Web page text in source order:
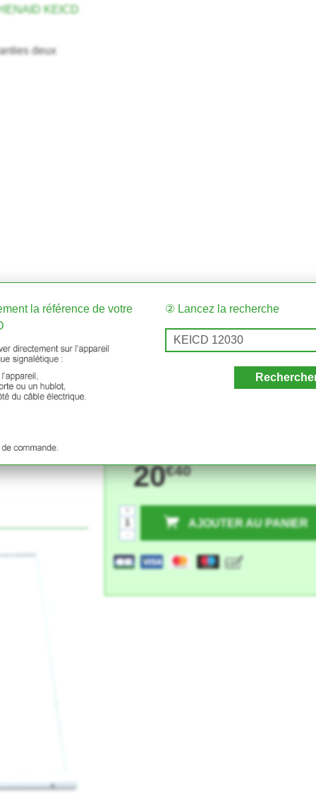
KEICD
deux
20€40
AJOUTER AU PANIER
+
la référence de votre
② Lancez la recherche